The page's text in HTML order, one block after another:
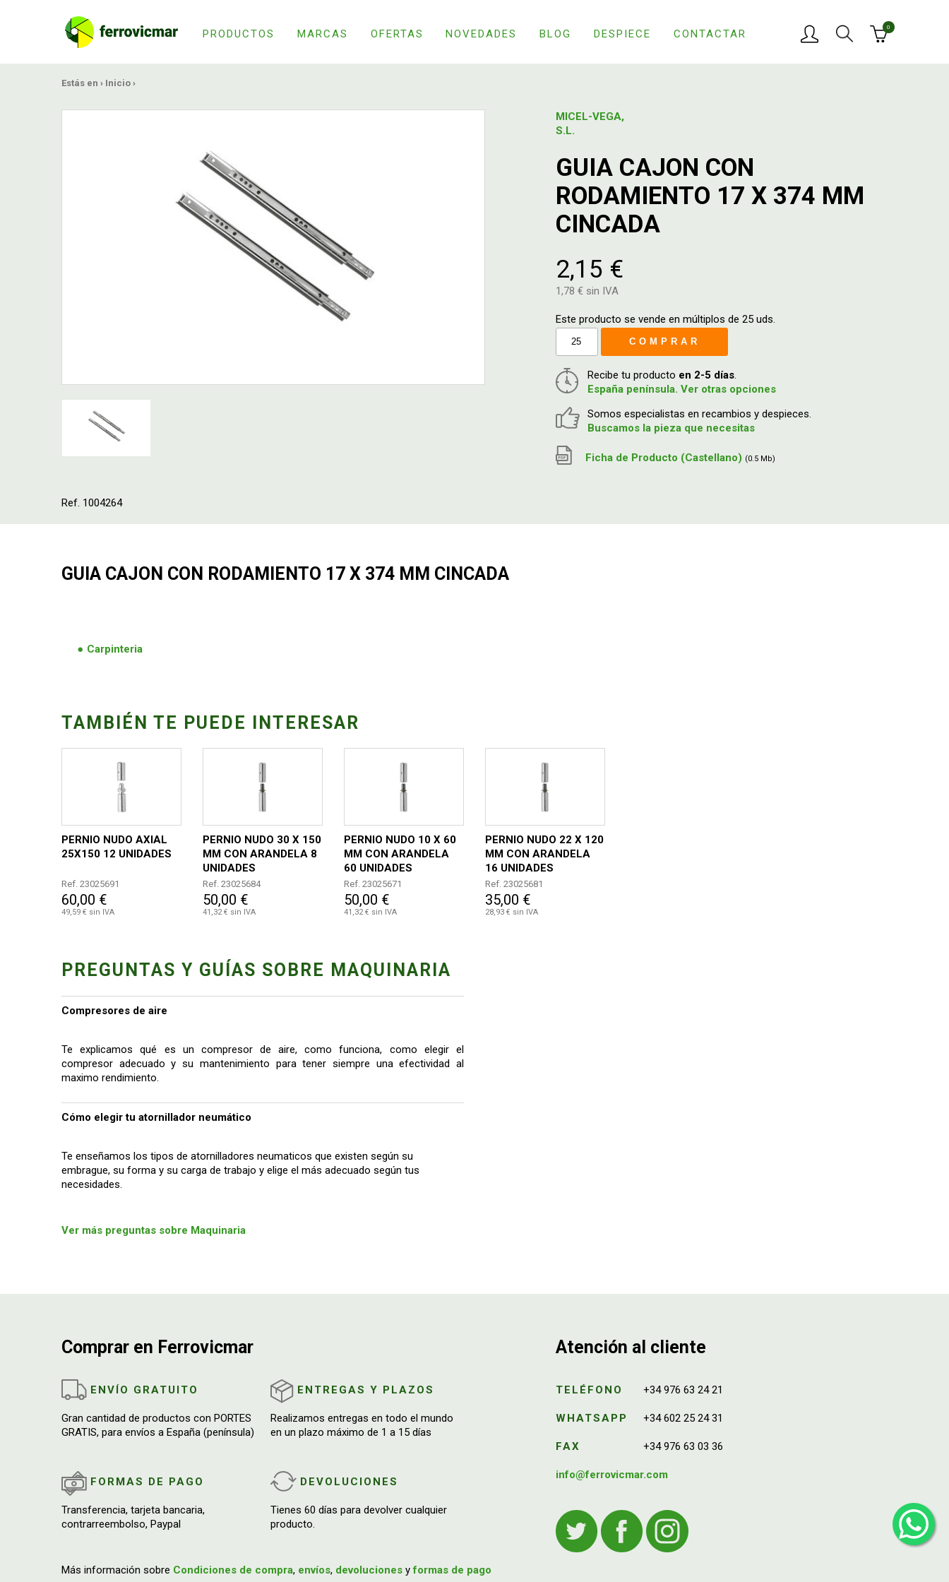
PRODUCTOS MARCAS OFERTAS NOVEDADES BLOG DESPIECE CONTACTAR
0
Estás en › Inicio ›
Ref. 1004264
MICEL-VEGA,
S.L.
GUIA CAJON CON
RODAMIENTO 17 X 374 MM
CINCADA
2,15 €
1,78 € sin IVA
Este producto se vende en múltiplos de 25 uds.
COMPRAR
Recibe tu producto en 2-5 días.
España península. Ver otras opciones
Somos especialistas en recambios y despieces.
Buscamos la pieza que necesitas
Ficha de Producto (Castellano) (0.5 Mb)
GUIA CAJON CON RODAMIENTO 17 X 374 MM CINCADA
Carpinteria
TAMBIÉN TE PUEDE INTERESAR
PERNIO NUDO AXIAL
25X150 12 UNIDADES
Ref. 23025691
60,00 €
49,59 € sin IVA
PERNIO NUDO 30 X 150
MM CON ARANDELA 8
UNIDADES
Ref. 23025684
50,00 €
41,32 € sin IVA
PERNIO NUDO 10 X 60
MM CON ARANDELA
60 UNIDADES
Ref. 23025671
50,00 €
41,32 € sin IVA
PERNIO NUDO 22 X 120
MM CON ARANDELA
16 UNIDADES
Ref. 23025681
35,00 €
28,93 € sin IVA
PREGUNTAS Y GUÍAS SOBRE MAQUINARIA
Compresores de aire
Te explicamos qué es un compresor de aire, como funciona, como elegir el
compresor adecuado y su mantenimiento para tener siempre una efectividad al
maximo rendimiento.
Cómo elegir tu atornillador neumático
Te enseñamos los tipos de atornilladores neumaticos que existen según su
embrague, su forma y su carga de trabajo y elige el más adecuado según tus
necesidades.
Ver más preguntas sobre Maquinaria
Comprar en Ferrovicmar
ENVÍO GRATUITO
Gran cantidad de productos con PORTES
GRATIS, para envíos a España (península)
ENTREGAS Y PLAZOS
Realizamos entregas en todo el mundo
en un plazo máximo de 1 a 15 días
FORMAS DE PAGO
Transferencia, tarjeta bancaria,
contrarreembolso, Paypal
DEVOLUCIONES
Tienes 60 días para devolver cualquier
producto.
Más información sobre Condiciones de compra, envíos, devoluciones yformas de pago
Atención al cliente
TELÉFONO +34 976 63 24 21
WHATSAPP +34 602 25 24 31
FAX +34 976 63 03 36
info@ferrovicmar.com